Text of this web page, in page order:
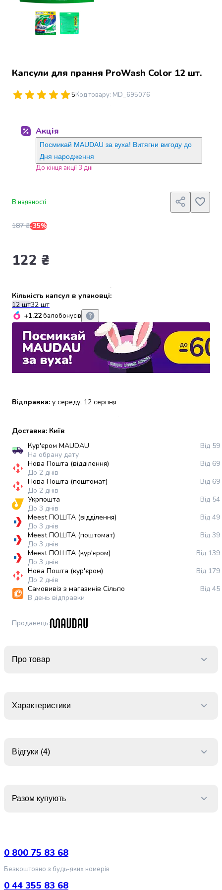
Джин
Ром
Текіла
і
наливки
Настоянки,
бальзами,
азійський
алкоголь
Слабоалкогольні
та
Подарункові
набори
Продукти
і
Олія
Макаронні
вироби
Сухі
сніданки
Їжа
швидкого
приготування
приправи
Все
випічки
Борошно
перець
Оцет
для
суші
ролів
та
суміші
десертів
Бобові
крупа
Пшоно
Консервовані
Рибні
Капсули для прання ProWash Color 12 шт.
5Код товару: MD_695076
Акція
Посмикай MAUDAU за вуха! Витягни вигоду до
Дня народження
До кінця акції 3 дні
В наявності
187 ₴-35%
122 ₴
Кількість капсул в упаковці:
12 шт32 шт
+1.22балобонусів
Відправка: у середу, 12 серпня
Доставка: Київ
Кур'єром MAUDAU
На обрану дату
Від
Нова Пошта (відділення)
До 2 днів
Від
Нова Пошта (поштомат)
До 2 днів
Від
Укрпошта
До 3 днів
Від
Meest ПОШТА (відділення)
До 3 днів
Від
Meest ПОШТА (поштомат)
До 3 днів
Від
Meest ПОШТА (кур'єром)
До 3 днів
Від
Нова Пошта (кур'єром)
До 2 днів
Від
Самовивіз з магазинів Сільпо
В день відправки
Від
Продавець:
Про товар
Характеристики
Відгуки (4)
Разом купують
0 800 75 83 68
Безкоштовно з будь-яких номерів
0 44 355 83 68